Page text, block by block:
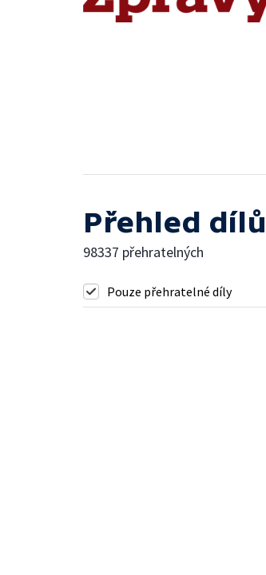
Přehled dílů
98337 přehratelných
Pouze přehratelné díly